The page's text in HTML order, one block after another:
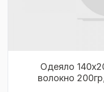
Одеяло
волокно